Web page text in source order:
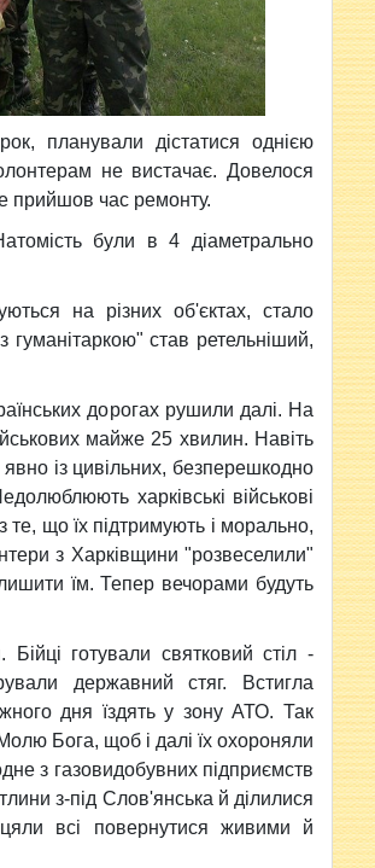
планували дістатися однією
не вистачає. Довелося
прийшов час ремонту.
були в 4 діаметрально
на різних об'єктах, стало
став ретельніший,
дорогах рушили далі. На
майже 25 хвилин. Навіть
із цивільних, безперешкодно
харківські військові
що їх підтримують і морально,
з Харківщини "розвеселили"
їм. Тепер вечорами будуть
готували святковий стіл -
державний стяг. Встигла
дня їздять у зону АТО. Так
Бога, щоб і далі їх охороняли
з газовидобувних підприємств
з-під Слов'янська й ділилися
всі повернутися живими й